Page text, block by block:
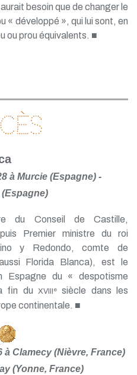
besoin que de changer le
« développé », qui lui sont, en
ou prou équivalents. ■
à Murcie (Espagne) -
du Conseil de Castille,
Premier ministre du roi
y Redondo, comte de
Florida Blanca), est le
Espagne du « despotisme
fin du
XVIII esiècle dans les
continentale. ■
à Clamecy (Nièvre, France)
(Yonne, France)